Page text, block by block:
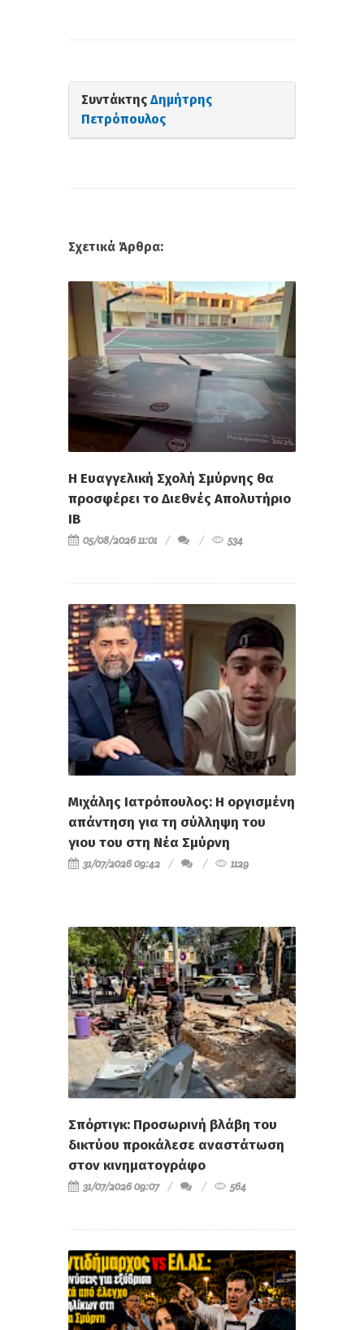
Συντάκτης Δημήτρης
Πετρόπουλος
Σχετικά Άρθρα:
Η Ευαγγελική Σχολή Σμύρνης θα
προσφέρει το Διεθνές Απολυτήριο
IB
05/08/2026 11:01 534
Μιχάλης Ιατρόπουλος: Η οργισμένη
απάντηση για τη σύλληψη του
γιου του στη Νέα Σμύρνη
31/07/2026 09:42 1129
Σπόρτιγκ: Προσωρινή βλάβη του
δικτύου προκάλεσε αναστάτωση
στον κινηματογράφο
31/07/2026 09:07 564